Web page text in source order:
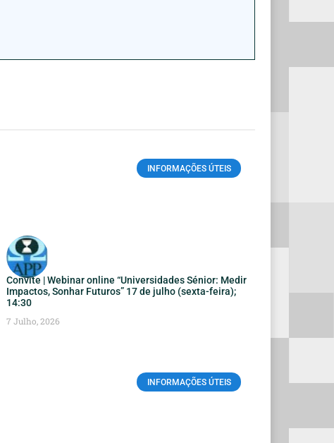
INFORMAÇÕES ÚTEIS
Convite | Webinar online “Universidades Sénior: Medir
Impactos, Sonhar Futuros” 17 de julho (sexta-feira);
14:30
7 Julho, 2026
INFORMAÇÕES ÚTEIS